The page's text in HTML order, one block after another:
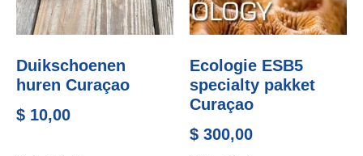
Duikschoenen
huren Curaçao
$ 10,00
Ecologie ESB5
specialty pakket
Curaçao
$ 300,00